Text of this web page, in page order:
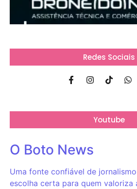
Redes Sociais
Youtube
O Boto News
Uma fonte confiável de
escolha certa para quem valoriza